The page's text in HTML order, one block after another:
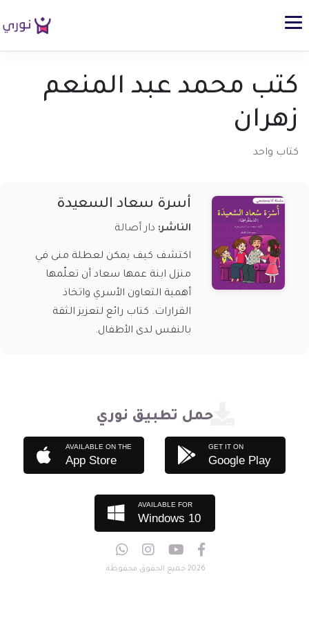
كتب محمد عبد المنعم
زهران
كتاب واحد
أسرة سعاد السعيدة
الناشر: دار أصالة
اكتشف كيف يمكن لعطلة منى في
منزل ابنة عمها سعاد أن تعلّمها
أهمية التعاون الأسري واتخاذ
القرارات. كتاب رائع لتعزيز الثقة
بالنفس لدى الأطفال.
حمل تطبيق نوري
AVAILABLE ON THE
App Store
GET IT ON
Google Play
AVAILABLE FOR
Windows 10
2026 جميع الحقوق محفوظة.